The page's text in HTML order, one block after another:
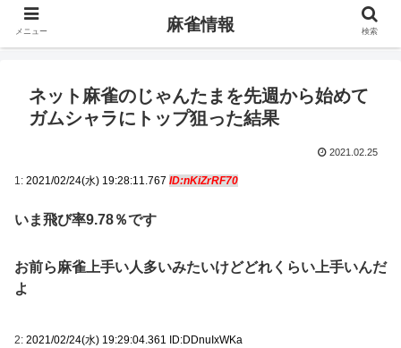
ネット麻雀のじゃんたまを先週から始めて
ガムシャラにトップ狙った結果
2021.02.25
1: 2021/02/24(水) 19:28:11.767 ID:nKiZrRF70
いま飛び率9.78％です
お前ら麻雀上手い人多いみたいけどどれくらい上手いんだ
よ
2: 2021/02/24(水) 19:29:04.361 ID:DDnuIxWKa
メニュー 麻雀情報 検索